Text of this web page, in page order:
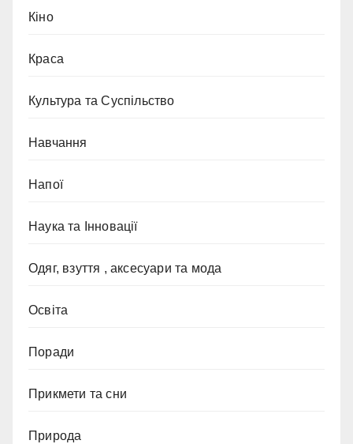
Кіно
Краса
Культура та Суспільство
Навчання
Напої
Наука та Інновації
Одяг, взуття , аксесуари та мода
Освіта
Поради
Прикмети та сни
Природа